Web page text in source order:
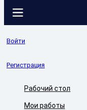
Войти
Регистрация
Рабочий стол
Мои работы